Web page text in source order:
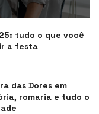
tudo o que você
a festa
das Dores em
romaria e tudo o